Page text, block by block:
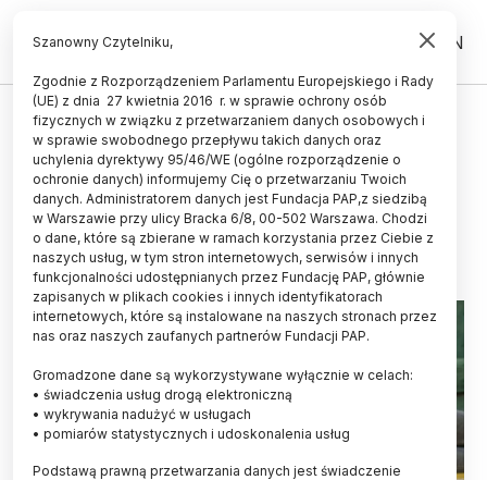
PL EN
CZŁOWIEK
Psycholog o ojcostwie: to
wyzwanie, ale i źródło satysfakcji
23.06.2025
aktualizacja: 23.06.2025
5 minut czytania
Szanowny Czytelniku,
Zgodnie z Rozporządzeniem Parlamentu Europejskiego i Rady
(UE) z dnia 27 kwietnia 2016 r. w sprawie ochrony osób
fizycznych w związku z przetwarzaniem danych osobowych i
w sprawie swobodnego przepływu takich danych oraz
uchylenia dyrektywy 95/46/WE (ogólne rozporządzenie o
ochronie danych) informujemy Cię o przetwarzaniu Twoich
danych. Administratorem danych jest Fundacja PAP,z siedzibą
w Warszawie przy ulicy Bracka 6/8, 00-502 Warszawa. Chodzi
o dane, które są zbierane w ramach korzystania przez Ciebie z
naszych usług, w tym stron internetowych, serwisów i innych
funkcjonalności udostępnianych przez Fundację PAP, głównie
zapisanych w plikach cookies i innych identyfikatorach
internetowych, które są instalowane na naszych stronach przez
nas oraz naszych zaufanych partnerów Fundacji PAP.
Gromadzone dane są wykorzystywane wyłącznie w celach:
• świadczenia usług drogą elektroniczną
• wykrywania nadużyć w usługach
• pomiarów statystycznych i udoskonalenia usług
Podstawą prawną przetwarzania danych jest świadczenie